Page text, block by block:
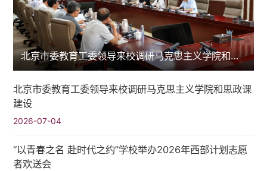
北京市委教育工委领导来校调研马克思主义学院和思政课建设
北京市委教育工委领导来校调研马克思主义学院和思政课
建设
2026-07-04
“以青春之名 赴时代之约”学校举办2026年西部计划志愿
者欢送会